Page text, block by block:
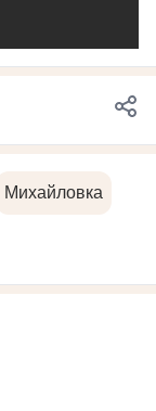
Михайловка